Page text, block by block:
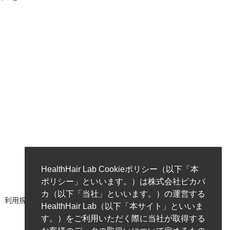
利用規約 著作権ポリシー/免責事項 プライバシーポリシー
HealthHair Lab Cookieポリシー（以下「本
ポリシー」といいます。）は株式会社ピカパ
カ（以下「当社」といいます。）の運営する
HealthHair Lab（以下「本サイト」といいま
す。）をご利用いただく際に当社が取得する